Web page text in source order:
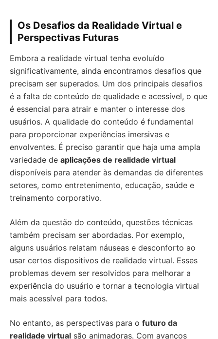
Os Desafios da Realidade Virtual e
Perspectivas Futuras
Embora a realidade virtual tenha evoluído
significativamente, ainda encontramos desafios que
precisam ser superados. Um dos principais desafios
é a falta de conteúdo de qualidade e acessível, o que
é essencial para atrair e manter o interesse dos
usuários. A qualidade do conteúdo é fundamental
para proporcionar experiências imersivas e
envolventes. É preciso garantir que haja uma ampla
variedade de aplicações de realidade virtual
disponíveis para atender às demandas de diferentes
setores, como entretenimento, educação, saúde e
treinamento corporativo.
Além da questão do conteúdo, questões técnicas
também precisam ser abordadas. Por exemplo,
alguns usuários relatam náuseas e desconforto ao
usar certos dispositivos de realidade virtual. Esses
problemas devem ser resolvidos para melhorar a
experiência do usuário e tornar a tecnologia virtual
mais acessível para todos.
No entanto, as perspectivas para o futuro da
realidade virtual são animadoras. Com avanços